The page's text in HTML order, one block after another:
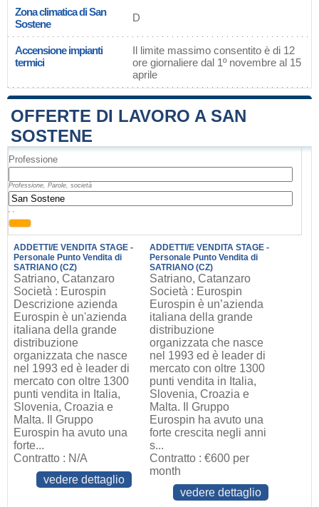
Zona climatica di San
Sostene
D
Accensione impianti
termici
Il limite massimo consentito è di 12
ore giornaliere dal 1º novembre al 15
aprile
OFFERTE DI LAVORO A SAN
SOSTENE
Professione
Professione, Parole, società
, ,
ADDETTI/E VENDITA STAGE -
Personale Punto Vendita di
SATRIANO (CZ)
Satriano, Catanzaro
Società : Eurospin
Descrizione azienda
Eurospin è un'azienda
italiana della grande
distribuzione
organizzata che nasce
nel 1993 ed è leader di
mercato con oltre 1300
punti vendita in Italia,
Slovenia, Croazia e
Malta. Il Gruppo
Eurospin ha avuto una
forte...
Contratto : N/A
vedere dettaglio
ADDETTI/E VENDITA STAGE -
Personale Punto Vendita di
SATRIANO (CZ)
Satriano, Catanzaro
Società : Eurospin
Eurospin è un’azienda
italiana della grande
distribuzione
organizzata che nasce
nel 1993 ed è leader di
mercato con oltre 1300
punti vendita in Italia,
Slovenia, Croazia e
Malta. Il Gruppo
Eurospin ha avuto una
forte crescita negli anni
s...
Contratto : €600 per
month
vedere dettaglio